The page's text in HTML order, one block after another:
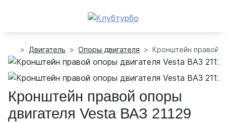
Двигатель Опоры двигателя Кронштейн правой
Кронштейн правой опоры
двигателя Vesta ВАЗ 21129